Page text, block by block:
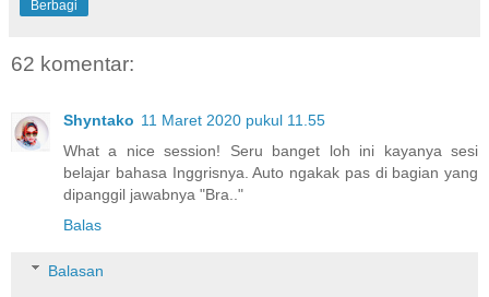
Berbagi
62 komentar:
Shyntako 11 Maret 2020 pukul 11.55
What a nice session! Seru banget loh ini kayanya sesi
belajar bahasa Inggrisnya. Auto ngakak pas di bagian yang
dipanggil jawabnya "Bra.."
Balas
Balasan